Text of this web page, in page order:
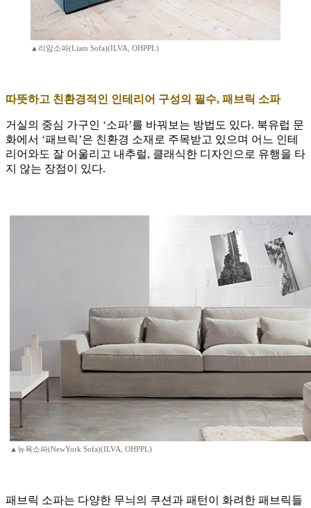
▲리암소파(Liam Sofa)(ILVA, OHPPL)
따뜻하고 친환경적인 인테리어 구성의 필수, 패브릭 소파
거실의 중심 가구인 ‘소파’를 바꿔보는 방법도 있다. 북유럽 문
화에서 ‘패브릭’은 친환경 소재로 주목받고 있으며 어느 인테
리어와도 잘 어울리고 내추럴, 클래식한 디자인으로 유행을 타
지 않는 장점이 있다.
▲뉴욕소파(NewYork Sofa)(ILVA, OHPPL)
패브릭 소파는 다양한 무늬의 쿠션과 패턴이 화려한 패브릭들